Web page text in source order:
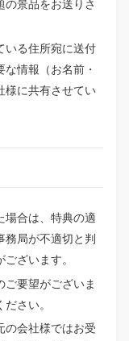
の景品をお送りさ
いる住所宛に送付
情報（お名前・
様に共有させてい
場合は、特典の適
務局が不適切と判
ざいます。
要望がございま
さい。
の会社様ではお受